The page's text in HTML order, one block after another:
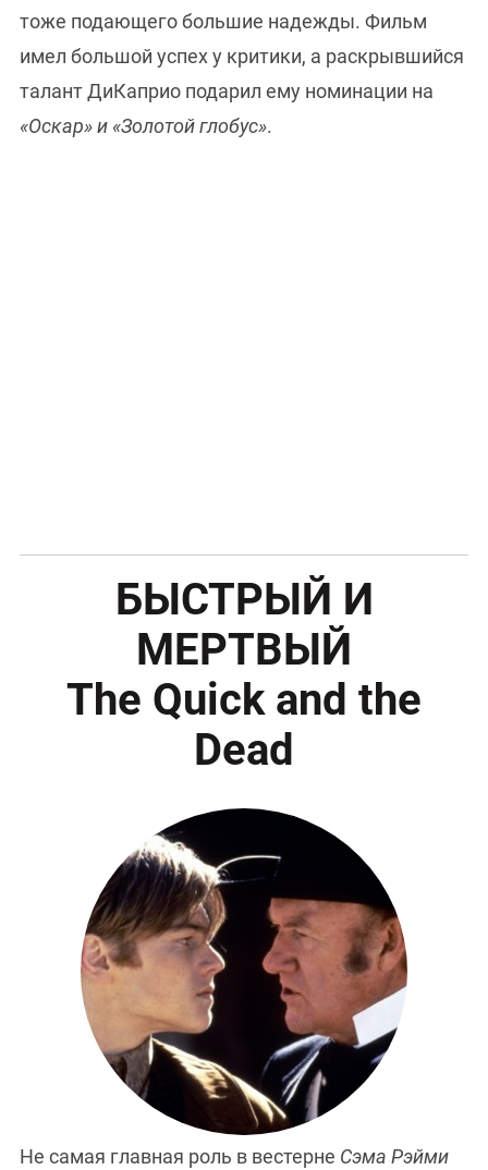
тоже подающего большие надежды. Фильм
имел большой успех у критики, а раскрывшийся
талант ДиКаприо подарил ему номинации на
«Оскар» и «Золотой глобус».
БЫСТРЫЙ И
МЕРТВЫЙ
The Quick and the
Dead
Не самая главная роль в вестерне Сэма Рэйми